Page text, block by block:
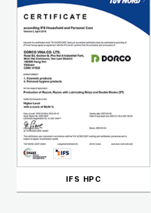
IFS HPC